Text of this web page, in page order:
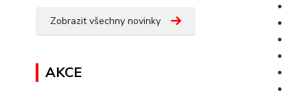
Zobrazit všechny novinky
AKCE